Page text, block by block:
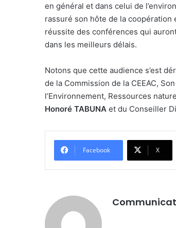
en général et dans celui de
rassuré son hôte de la coopération
réussite des conférences qui
dans les meilleurs délais.
Notons que cette audience s’est
de la Commission de la CEEAC,
l’Environnement, Ressources
Honoré TABUNA et du Conseiller
Facebook X